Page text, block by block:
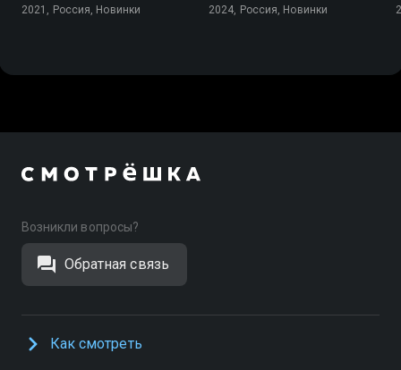
2021, Россия, Новинки 2024, Россия, Новинки
Возникли вопросы?
Обратная связь
Как смотреть